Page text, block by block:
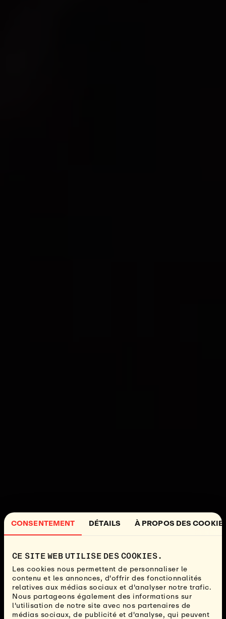
CONSENTEMENT DÉTAILS À PROPOS DES
CE SITE WEB UTILISE DES COOKIES.
Les cookies nous permettent de personnaliser le
contenu et les annonces, d'offrir des fonctionnalités
relatives aux médias sociaux et d'analyser notre trafic.
Nous partageons également des informations sur
l'utilisation de notre site avec nos partenaires de
médias sociaux, de publicité et d'analyse, qui peuvent